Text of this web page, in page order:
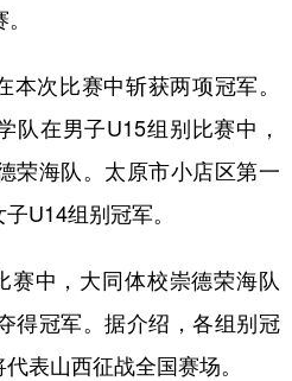
黑龙江
日本語 한국어
次比赛中斩获两项冠军。
队在男子U15组别比赛中，
荣海队。太原市小店区第一
U14组别冠军。
中，大同体校崇德荣海队
得冠军。据介绍，各组别冠
表山西征战全国赛场。